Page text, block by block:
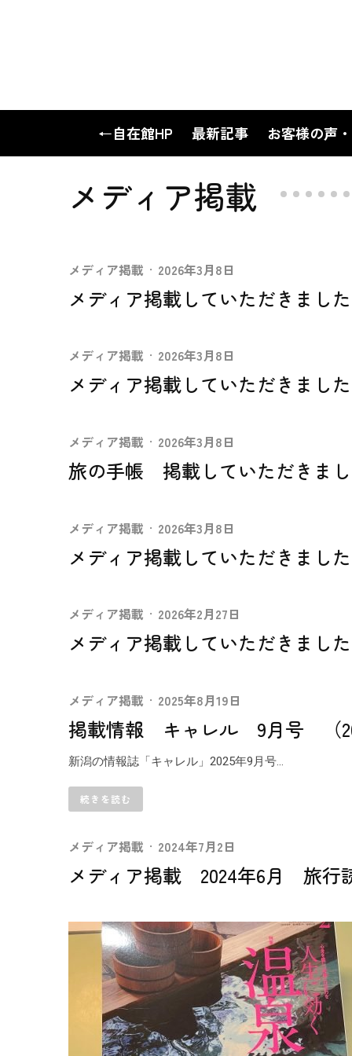
←自在館HP 最新記事 お客様の声
メディア掲載
メディア掲載 · 2026年3月8日
メディア掲載していただきまし
メディア掲載 · 2026年3月8日
メディア掲載していただきまし
メディア掲載 · 2026年3月8日
旅の手帳 掲載していただきま
メディア掲載 · 2026年3月8日
メディア掲載していただきまし
メディア掲載 · 2026年2月27日
メディア掲載していただきまし
メディア掲載 · 2025年8月19日
掲載情報 キャレル 9月号 （
新潟の情報誌「キャレル」2025年9月号...
続きを読む
メディア掲載 · 2024年7月2日
メディア掲載 2024年6月 旅行